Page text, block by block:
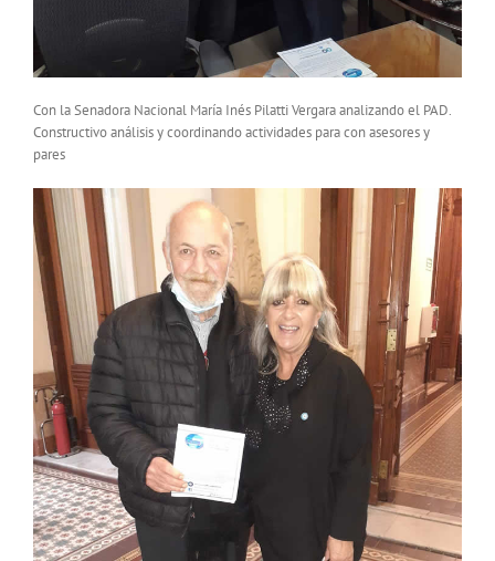
Con la Senadora Nacional María Inés Pilatti Vergara analizando el PAD.
Constructivo análisis y coordinando actividades para con asesores y
pares